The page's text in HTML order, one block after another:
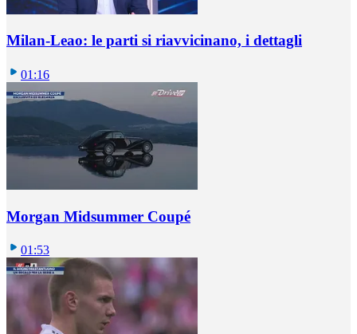
Milan-Leao: le parti si riavvicinano, i dettagli
01:16
Morgan Midsummer Coupé
01:53